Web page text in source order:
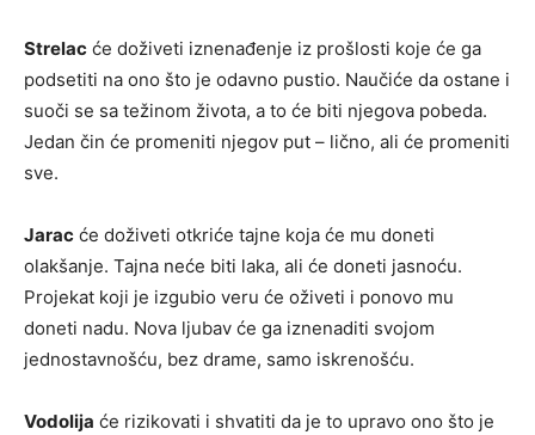
Strelac će doživeti iznenađenje iz prošlosti koje će ga
podsetiti na ono što je odavno pustio. Naučiće da ostane i
suoči se sa težinom života, a to će biti njegova pobeda.
Jedan čin će promeniti njegov put – lično, ali će promeniti
sve.
Jarac će doživeti otkriće tajne koja će mu doneti
olakšanje. Tajna neće biti laka, ali će doneti jasnoću.
Projekat koji je izgubio veru će oživeti i ponovo mu
doneti nadu. Nova ljubav će ga iznenaditi svojom
jednostavnošću, bez drame, samo iskrenošću.
Vodolija će rizikovati i shvatiti da je to upravo ono što je